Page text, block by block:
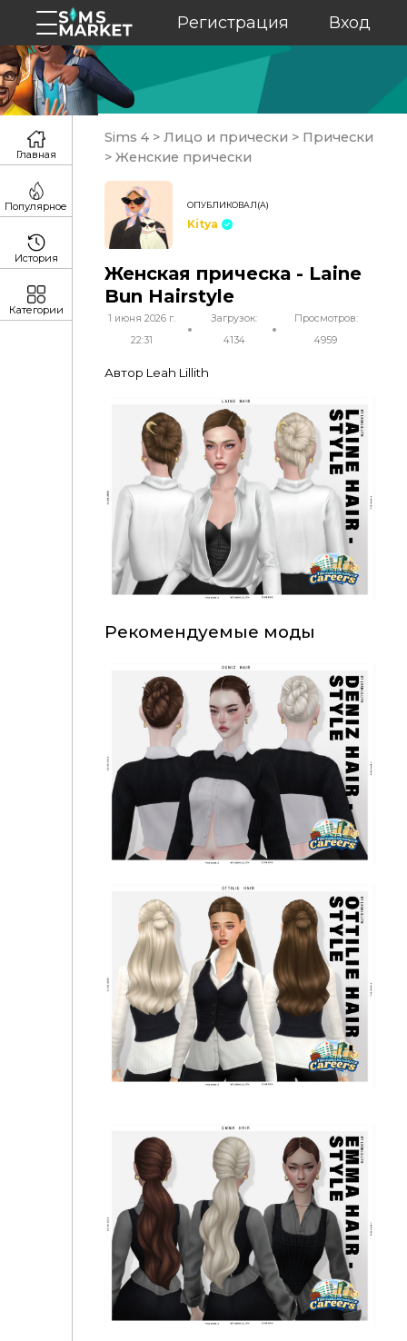
Регистрация Вход
Sims 4 > Лицо и прически > Прически
> Женские прически
ОПУБЛИКОВАЛ(А)
Kitya
Женская прическа - Laine
Bun Hairstyle
1 июня 2026 г.
22:31
Загрузок:
4134
Просмотров:
4959
Автор Leah Lillith
Рекомендуемые моды
Женская прическа - Careers Collection Deniz Bun
Женская прическа - Ottilie Half-Up Bun Hairstyle
Главная
Популярное
История
Категории